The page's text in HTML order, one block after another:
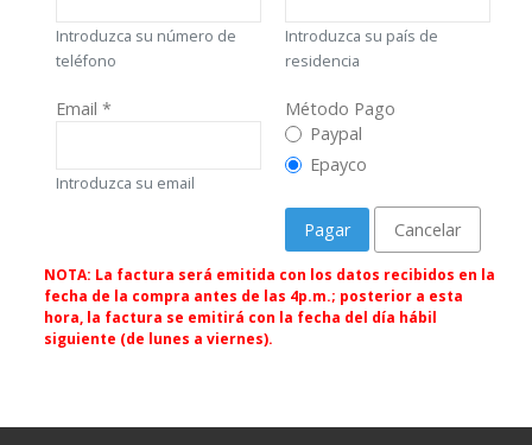
Introduzca su número de
teléfono
Introduzca su país de
residencia
Email *
Introduzca su email
Método Pago
Método Pago
Paypal
Epayco
Pagar Cancelar
NOTA: La factura será emitida con los datos recibidos en la
fecha de la compra antes de las 4p.m.; posterior a esta
hora, la factura se emitirá con la fecha del día hábil
siguiente (de lunes a viernes).